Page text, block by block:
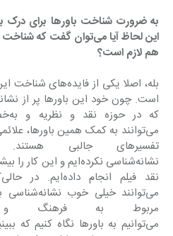
‌به ضرورت شناخت باورها برای درک
این لحاظ آیا می‌توان گفت
هم لازم است؟
است. چون خود این باورها پر از
می‌توانند به کمک همین باورها،
نشانه‌شناسی نکرده‌ایم و
مربوط به فرهنگ